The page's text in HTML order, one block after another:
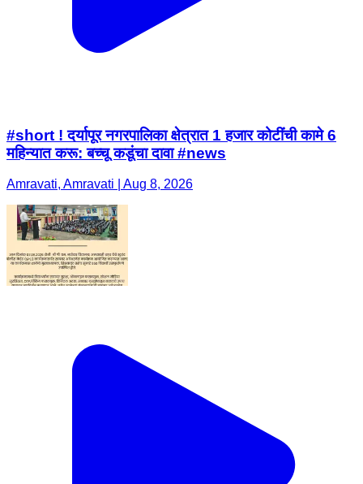
#short ! दर्यापूर नगरपालिका क्षेत्रात 1 हजार कोटींची कामे 6
महिन्यात करू: बच्चू कडूंचा दावा #news
Amravati, Amravati | Aug 8, 2026